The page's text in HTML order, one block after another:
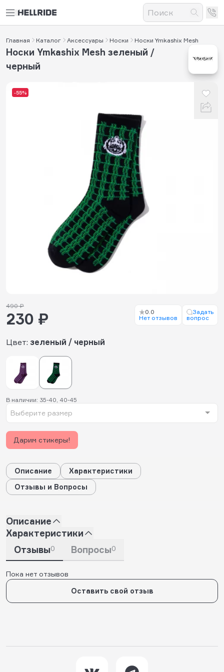
Главная Каталог Аксессуары Носки Носки Ymkashix Mesh
-55%
Носки Ymkashix Mesh зеленый /
черный
Цвет: зеленый / черный
В наличии: 35-40, 40-45
Выберите размер
490 ₽
230 ₽
0.0
Нет отзывов
Задать
вопрос
Дарим стикеры!
Описание
Характеристики
Отзывы и Вопросы
Описание
Характеристики
Отзывы0 Вопросы0
Пока нет отзывов
Оставить свой отзыв